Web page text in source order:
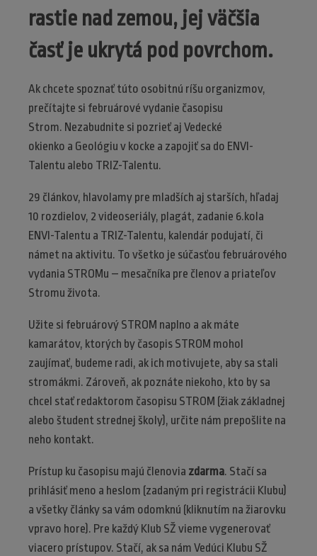
rastie nad zemou, jej väčšia
časť je ukrytá pod povrchom.
Ak chcete spoznať túto osobitnú ríšu organizmov,
prečítajte si februárové vydanie časopisu
Strom. Nezabudnite si pozrieť aj Vedecké
okienko a Geológiu v kocke a zapojiť sa do ENVI-
Talentu alebo TRIZ-Talentu.
29 článkov, hlavolamy pre mladších aj starších, hľadaj
10 rozdielov, 2 videoseriály, plagát, zadanie 6.kola
ENVI-Talentu a TRIZ-Talentu, kalendár podujatí, či
námet na aktivitu. To všetko je súčasťou februárového
vydania STROMu – mesačníka pre členov a priateľov
Stromu života.
Užite si februárový STROM naplno a ak máte
kamarátov, ktorých by časopis STROM mohol
zaujímať, budeme radi, ak ich motivujete, aby sa stali
stromákmi. Zároveň, ak poznáte niekoho, kto by sa
chcel stať redaktorom časopisu STROM (žiak základnej
alebo študent strednej školy), určite nám prepošlite na
neho kontakt.
Prístup ku časopisu majú členovia zdarma. Stačí sa
prihlásiť meno a heslom (zadaným pri registrácii Klubu)
a všetky články sa vám odomknú (kliknutím na žiarovku
vpravo hore). Pre každý Klub SŽ vieme vygenerovať
viacero prístupov. Stačí, ak sa nám Vedúci Klubu SŽ